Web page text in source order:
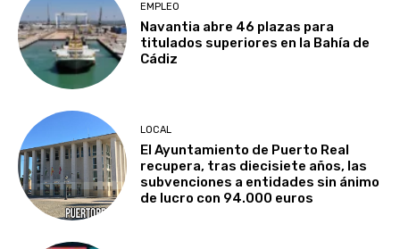
EMPLEO
Navantia abre 46 plazas para
titulados superiores en la Bahía de
Cádiz
LOCAL
El Ayuntamiento de Puerto Real
recupera, tras diecisiete años, las
subvenciones a entidades sin ánimo
de lucro con 94.000 euros